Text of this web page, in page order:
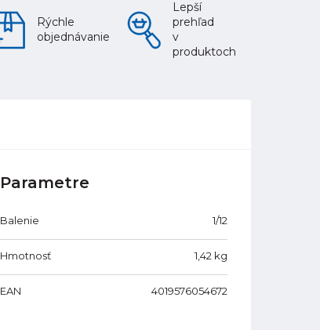
Rýchle
objednávanie
Lepší
prehľad
v
produktoch
Parametre
Balenie 1/12
Hmotnosť 1,42 kg
EAN 4019576054672